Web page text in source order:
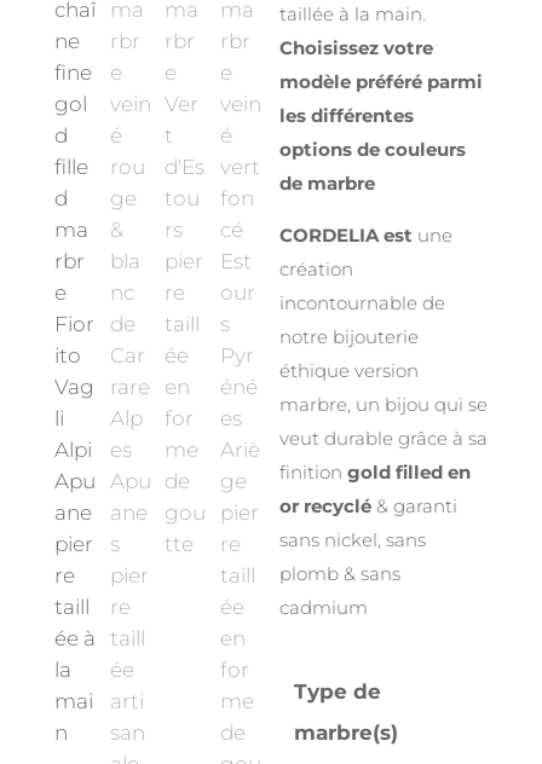
taillée à la main.
Choisissez votre
modèle préféré parmi
les différentes
options de couleurs
de marbre
CORDELIA est une
création
incontournable de
notre bijouterie
éthique version
marbre, un bijou qui se
veut durable grâce à sa
finitiongold filled en
or recyclé & garanti
sans nickel, sans
plomb & sans
cadmium
Type de
marbre(s)